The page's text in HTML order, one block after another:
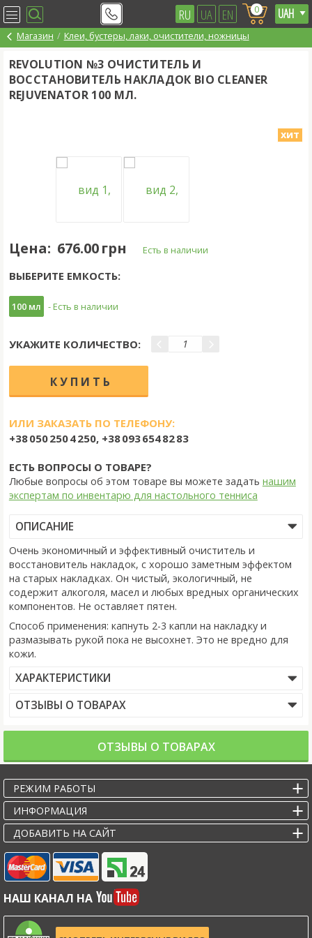
RU UA EN 0
Магазин Клеи, бустеры, лаки, очистители, ножницы
REVOLUTION №3 ОЧИСТИТЕЛЬ И
ВОССТАНОВИТЕЛЬ НАКЛАДОК BIO CLEANER
REJUVENATOR 100 МЛ.
хит
Цена: 676.00 грн Есть в наличии
ВЫБЕРИТЕ ЕМКОСТЬ:
100 мл - Есть в наличии
УКАЖИТЕ КОЛИЧЕСТВО:
ИЛИ ЗАКАЗАТЬ ПО ТЕЛЕФОНУ:
+38 050 250 4 250, +38 093 654 82 83
ЕСТЬ ВОПРОСЫ О ТОВАРЕ?
Любые вопросы об этом товаре вы можете задать нашим
экспертам по инвентарю для настольного тенниса
ОПИСАНИЕ
Очень экономичный и эффективный очиститель и
восстановитель накладок, с хорошо заметным эффектом
на старых накладках. Он чистый, экологичный, не
содержит алкоголя, масел и любых вредных органических
компонентов. Не оставляет пятен.
Способ применения: капнуть 2-3 капли на накладку и
размазывать рукой пока не высохнет. Это не вредно для
кожи.
ХАРАКТЕРИСТИКИ
ОТЗЫВЫ О ТОВАРАХ
ОТЗЫВЫ О ТОВАРАХ
РЕЖИМ РАБОТЫ
ИНФОРМАЦИЯ
ДОБАВИТЬ НА САЙТ
НАШ КАНАЛ НА